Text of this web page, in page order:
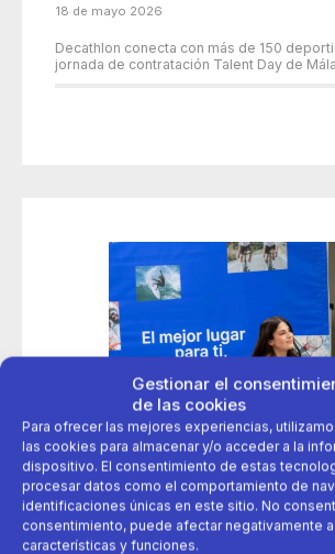
Gestionar el
de las cookies
Para ofrecer las mejores experiencias,
las cookies para almacenar y/o acceder a la
dispositivo. El consentimiento de estas
procesar datos como el comportamiento de
identificaciones únicas en este sitio. No
consentimiento, puede afectar negativamente
características y funciones.
18 de mayo 2026
Decathlon conecta con más de 150
jornada de contratación Talent Day de